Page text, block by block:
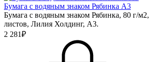
Бумага с водяным знаком Рябинка А3
Бумага с водяным знаком Рябинка, 80 г/
листов, Лилия Холдинг, А3.
2 281₽